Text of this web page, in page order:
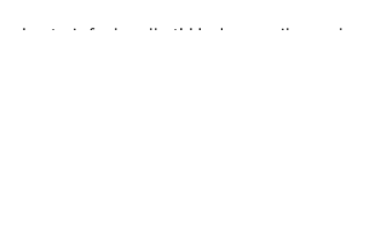
Lest einfach selbst! Und wenn ihr noch